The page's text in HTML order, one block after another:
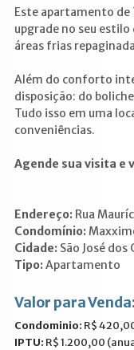
Este apartamento de
upgrade no seu
áreas frias
Além do conforto
disposição: do
Tudo isso em uma
conveniências.
Agende sua visita e
Endereço: Rua
Condomínio:
Cidade: São José dos
Tipo:Apartamento
Valor para
Condominio: R$
IPTU: R$ 1.200,00